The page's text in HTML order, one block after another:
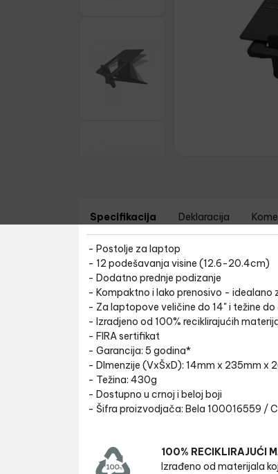
Specifikacija Deklaracija
- Postolje za laptop
- 12 podešavanja visine (12.6-20.4cm)
- Dodatno prednje podizanje
- Kompaktno i lako prenosivo - idealano
- Za laptopove veličine do 14" i težine do
- Izradjeno od 100% reciklirajućih
- FIRA sertifikat
- Garancija: 5 godina*
- DImenzije (VxŠxD): 14mm x 235mm x
- Težina: 430g
- Dostupno u crnoj i beloj boji
- Šifra proizvodjača: Bela 100016559 /
100% RECIKLIRAJUĆI
Izrađeno od materijala